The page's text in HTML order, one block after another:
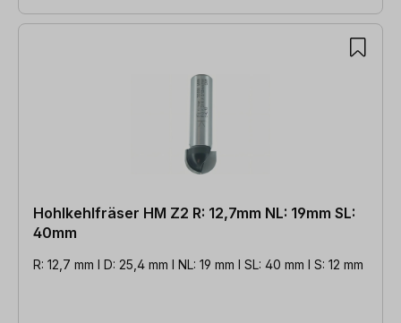
Hohlkehlfräser HM Z2 R: 12,7mm NL: 19mm SL:
40mm
R: 12,7 mm l D: 25,4 mm l NL: 19 mm l SL: 40 mm l S: 12 mm